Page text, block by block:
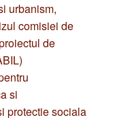
urbanism,
comisiei de
de
si
protectie sociala